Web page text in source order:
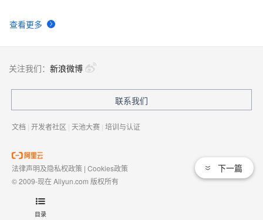
目录
查看更多
下一篇
关注我们： 新浪微博
联系我们
文档 | 开发者社区 | 天池大赛 | 培训与认证
法律声明及隐私权政策 | Cookies政策
© 2009-现在 Aliyun.com 版权所有
域名注册服务机构许可：